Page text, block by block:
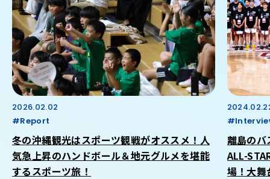
2026.02.02
#Report
冬の沖縄観光はスポーツ観戦がオススメ！人
気急上昇のハンドボール＆地元グルメを堪能
するスポーツ旅！
離島の
ALL-
場！大舞